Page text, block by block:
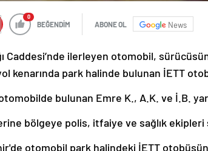
0
BEĞENDİM ABONE OL News
Caddesi’nde ilerleyen otomobil,
kenarında park halinde bulunan İETT
bulunan Emre K., A.K. ve İ.B.
bölgeye polis, itfaiye ve sağlık ekipleri